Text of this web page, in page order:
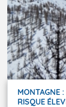
MONTAGNE
RISQUE